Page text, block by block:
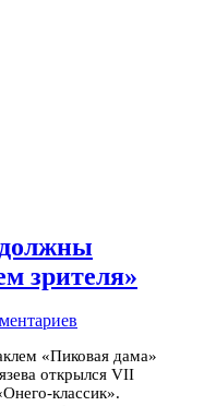
зрителя»
«Пиковая дама»
открылся VII
классик».